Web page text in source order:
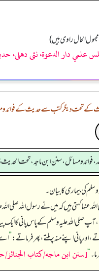
الحال راوی ہیں)
علمي دار الدعوة، نئى دهلى،
کے تحت دیگر کتب سے حدیث کے فوائد و
فوائد و مسائل، سنن ابن ماجه، تحت الحديث1623
وسلم کی بیماری کا بیان۔
عنہا کہتی ہیں کہ میں نے رسول اللہ صلی اللہ
اللہ علیہ وسلم کے پاس پانی کا ایک
اور پانی اپنے منہ پر ملتے، پھر فرماتے:”اے
“[سنن ابن ماجه/كتاب الجنائز/